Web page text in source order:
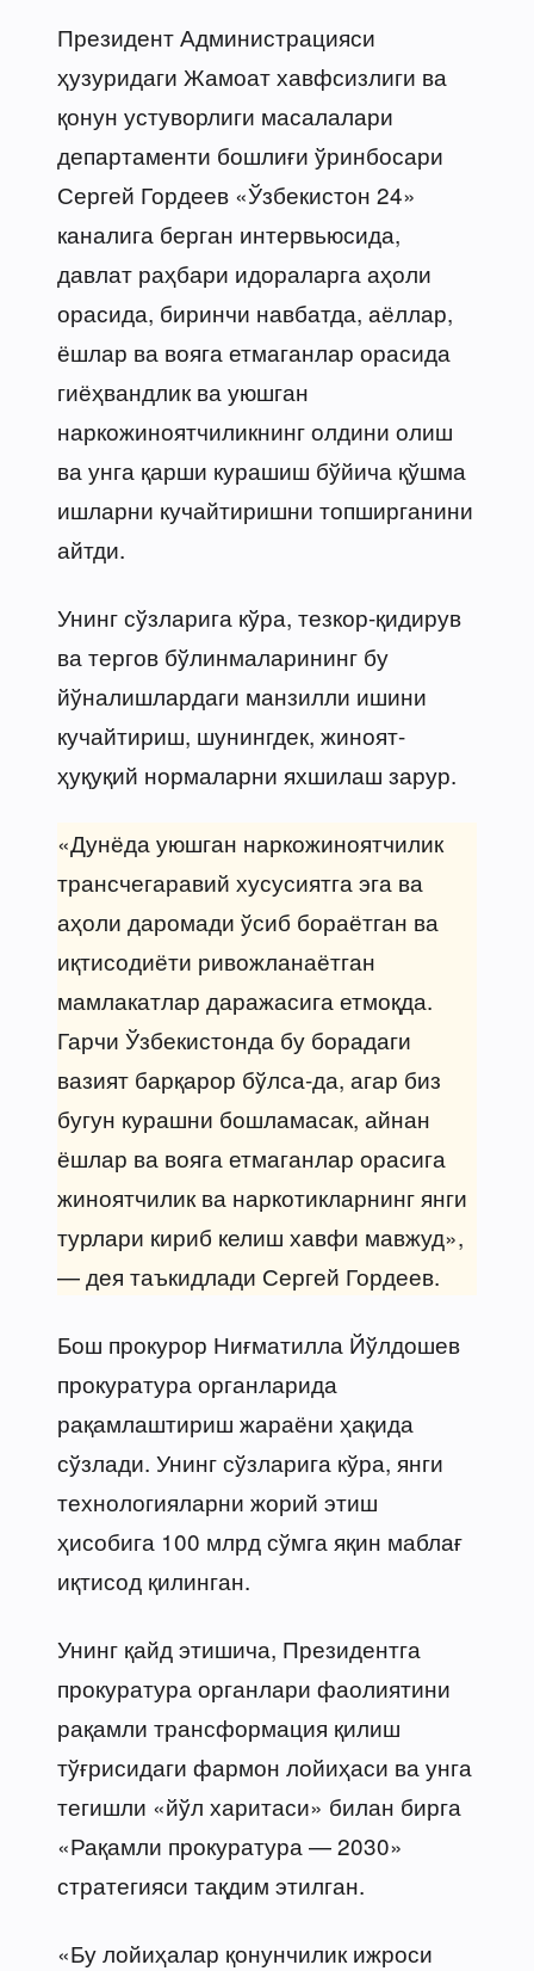
Президент Администрацияси
ҳузуридаги Жамоат хавфсизлиги ва
қонун устуворлиги масалалари
департаменти бошлиғи ўринбосари
Сергей Гордеев «Ўзбекистон 24»
каналига берган интервьюсида,
давлат раҳбари идораларга аҳоли
орасида, биринчи навбатда, аёллар,
ёшлар ва вояга етмаганлар орасида
гиёҳвандлик ва уюшган
наркожиноятчиликнинг олдини олиш
ва унга қарши курашиш бўйича қўшма
ишларни кучайтиришни топширганини
айтди.
Унинг сўзларига кўра, тезкор-қидирув
ва тергов бўлинмаларининг бу
йўналишлардаги манзилли ишини
кучайтириш, шунингдек, жиноят-
ҳуқуқий нормаларни яхшилаш зарур.
«Дунёда уюшган наркожиноятчилик
трансчегаравий хусусиятга эга ва
аҳоли даромади ўсиб бораётган ва
иқтисодиёти ривожланаётган
мамлакатлар даражасига етмоқда.
Гарчи Ўзбекистонда бу борадаги
вазият барқарор бўлса-да, агар биз
бугун курашни бошламасак, айнан
ёшлар ва вояга етмаганлар орасига
жиноятчилик ва наркотикларнинг янги
турлари кириб келиш хавфи мавжуд»,
— дея таъкидлади Сергей Гордеев.
Бош прокурор Ниғматилла Йўлдошев
прокуратура органларида
рақамлаштириш жараёни ҳақида
сўзлади. Унинг сўзларига кўра, янги
технологияларни жорий этиш
ҳисобига 100 млрд сўмга яқин маблағ
иқтисод қилинган.
Унинг қайд этишича, Президентга
прокуратура органлари фаолиятини
рақамли трансформация қилиш
тўғрисидаги фармон лойиҳаси ва унга
тегишли «йўл харитаси» билан бирга
«Рақамли прокуратура — 2030»
стратегияси тақдим этилган.
«Бу лойиҳалар қонунчилик ижроси